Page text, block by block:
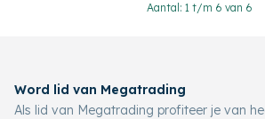
Aantal: 1 t/m 6 van 6
Word lid van Megatrading
Als lid van Megatrading profiteer je van